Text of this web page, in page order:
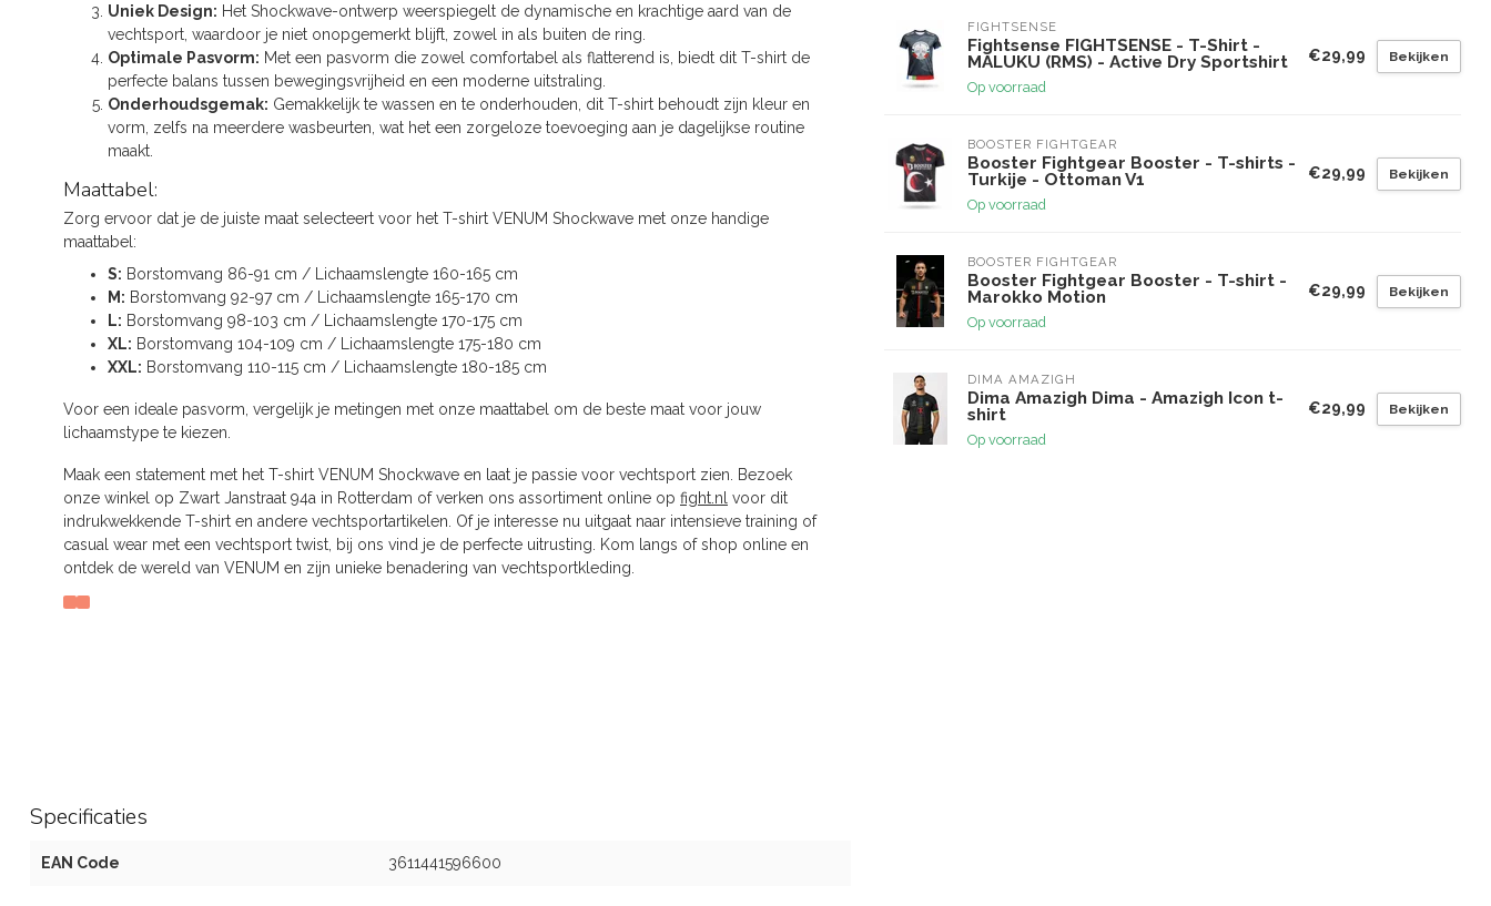
Uniek Design: Het Shockwave-ontwerp weerspiegelt de dynamische en krachtige aard van de
vechtsport, waardoor je niet onopgemerkt blijft, zowel in als buiten de ring.
Optimale Pasvorm: Met een pasvorm die zowel comfortabel als flatterend is, biedt dit T-shirt de
perfecte balans tussen bewegingsvrijheid en een moderne uitstraling.
Onderhoudsgemak: Gemakkelijk te wassen en te onderhouden, dit T-shirt behoudt zijn kleur en
vorm, zelfs na meerdere wasbeurten, wat het een zorgeloze toevoeging aan je dagelijkse routine
maakt.
Maattabel:
Zorg ervoor dat je de juiste maat selecteert voor het T-shirt VENUM Shockwave met onze handige
maattabel:
S: Borstomvang 86-91 cm / Lichaamslengte 160-165 cm
M: Borstomvang 92-97 cm / Lichaamslengte 165-170 cm
L: Borstomvang 98-103 cm / Lichaamslengte 170-175 cm
XL: Borstomvang 104-109 cm / Lichaamslengte 175-180 cm
XXL: Borstomvang 110-115 cm / Lichaamslengte 180-185 cm
Voor een ideale pasvorm, vergelijk je metingen met onze maattabel om de beste maat voor jouw
lichaamstype te kiezen.
Maak een statement met het T-shirt VENUM Shockwave en laat je passie voor vechtsport zien. Bezoek
onze winkel op Zwart Janstraat 94a in Rotterdam of verken ons assortiment online op fight.nl voor dit
indrukwekkende T-shirt en andere vechtsportartikelen. Of je interesse nu uitgaat naar intensieve training of
casual wear met een vechtsport twist, bij ons vind je de perfecte uitrusting. Kom langs of shop online en
ontdek de wereld van VENUM en zijn unieke benadering van vechtsportkleding.
Specificaties
EAN Code 3611441596600
FIGHTSENSE
Fightsense FIGHTSENSE - T-Shirt -
MALUKU (RMS) - Active Dry Sportshirt
Op voorraad
€29,99 Bekijken
BOOSTER FIGHTGEAR
Booster Fightgear Booster - T-shirts -
Turkije - Ottoman V1
Op voorraad
€29,99 Bekijken
BOOSTER FIGHTGEAR
Booster Fightgear Booster - T-shirt -
Marokko Motion
Op voorraad
€29,99 Bekijken
DIMA AMAZIGH
Dima Amazigh Dima - Amazigh Icon t-
shirt
Op voorraad
€29,99 Bekijken